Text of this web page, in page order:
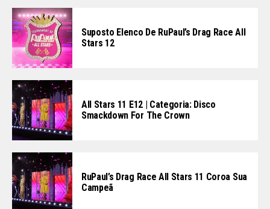
Suposto Elenco De RuPaul’s Drag Race All
Stars 12
All Stars 11 E12 | Categoria: Disco
Smackdown For The Crown
RuPaul’s Drag Race All Stars 11 Coroa Sua
Campeã